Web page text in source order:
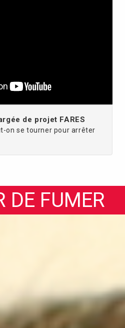
de projet FARES
on se tourner pour arrêter
DE FUMER